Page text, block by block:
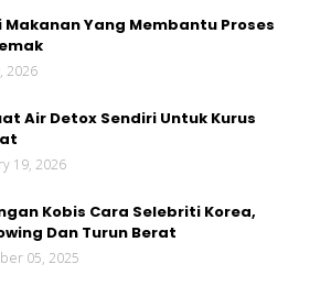
Makanan Yang Membantu Proses
2026
Air Detox Sendiri Untuk Kurus
19, 2026
Kobis Cara Selebriti Korea,
Dan Turun Berat
05, 2025